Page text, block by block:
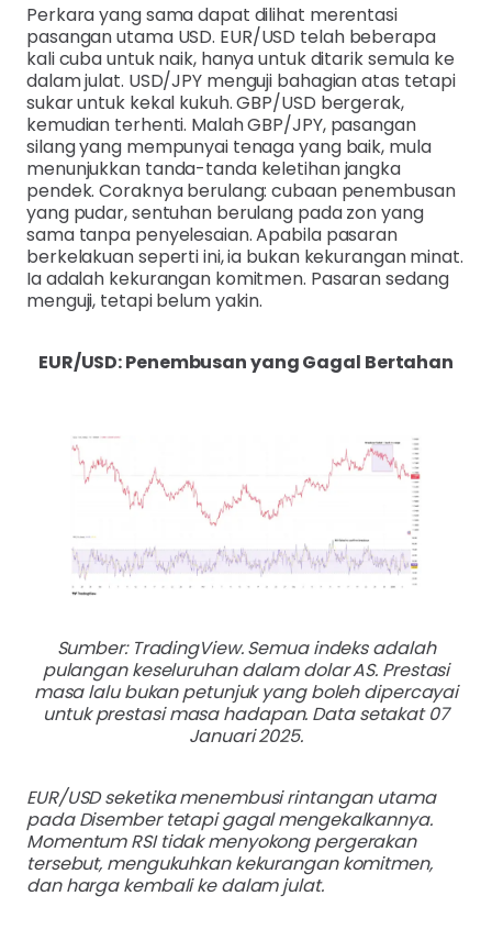
Perkara yang sama dapat dilihat merentasi
pasangan utama USD. EUR/USD telah beberapa
kali cuba untuk naik, hanya untuk ditarik semula ke
dalam julat. USD/JPY menguji bahagian atas tetapi
sukar untuk kekal kukuh. GBP/USD bergerak,
kemudian terhenti. Malah GBP/JPY, pasangan
silang yang mempunyai tenaga yang baik, mula
menunjukkan tanda-tanda keletihan jangka
pendek. Coraknya berulang: cubaan penembusan
yang pudar, sentuhan berulang pada zon yang
sama tanpa penyelesaian. Apabila pasaran
berkelakuan seperti ini, ia bukan kekurangan minat.
Ia adalah kekurangan komitmen. Pasaran sedang
menguji, tetapi belum yakin.
EUR/USD: Penembusan yang Gagal Bertahan
Sumber: TradingView. Semua indeks adalah
pulangan keseluruhan dalam dolar AS. Prestasi
masa lalu bukan petunjuk yang boleh dipercayai
untuk prestasi masa hadapan. Data setakat 07
Januari 2025.
EUR/USD seketika menembusi rintangan utama
pada Disember tetapi gagal mengekalkannya.
Momentum RSI tidak menyokong pergerakan
tersebut, mengukuhkan kekurangan komitmen,
dan harga kembali ke dalam julat.